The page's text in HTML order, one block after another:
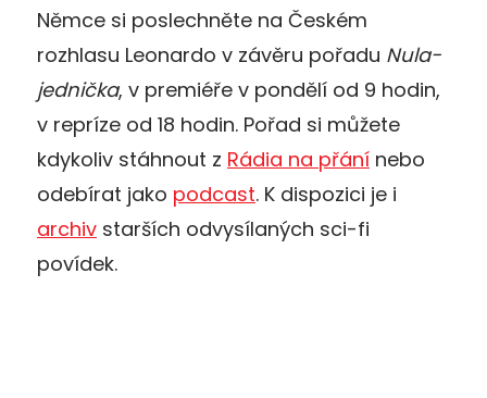
Němce si poslechněte na Českém
rozhlasu Leonardo v závěru pořadu Nula-
jednička, v premiéře v pondělí od 9 hodin,
v repríze od 18 hodin. Pořad si můžete
kdykoliv stáhnout z Rádia na přání nebo
odebírat jako podcast. K dispozici je i
archiv starších odvysílaných sci-fi
povídek.